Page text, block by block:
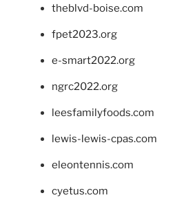
theblvd-boise.com
fpet2023.org
e-smart2022.org
ngrc2022.org
leesfamilyfoods.com
lewis-lewis-cpas.com
eleontennis.com
cyetus.com